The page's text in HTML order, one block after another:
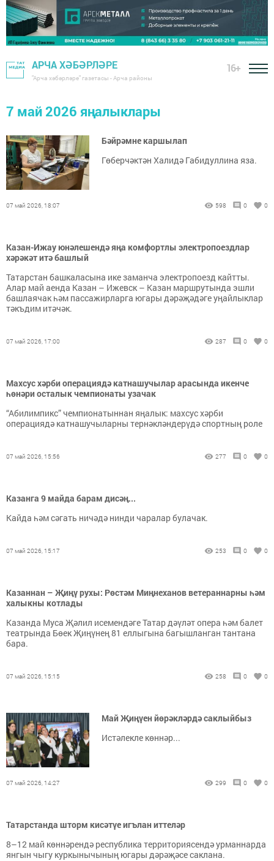
АРЧА ХӘБӘРЛӘРЕ
"Арча хәбәрләре" газетасы - Арча районы
16+
7 май 2026 яңалыклары
Бәйрәмне каршылап
Гөберчәктән Халидә Габидуллина яза.
07 май 2026, 18:07 598 0 0
Казан-Ижау юнәлешендә яңа комфортлы электропоездлар
хәрәкәт итә башлый
Татарстан башкаласына ике заманча электропоезд кайтты.
Алар май аенда Казан – Ижевск – Казан маршрутында эшли
башлаячак һәм пассажирларга югары дәрәҗәдәге уңайлыклар
тәкъдим итәчәк.
07 май 2026, 17:00 287 0 0
Махсус хәрби операциядә катнашучылар арасында икенче
һөнәри осталык чемпионаты узачак
“Абилимпикс” чемпионатыннан яңалык: махсус хәрби
операциядә катнашучыларны тернәкләндерүдә спортның роле
07 май 2026, 15:56 277 0 0
Казанга 9 майда барам дисәң...
Кайда һәм сәгать ничәдә нинди чаралар булачак.
07 май 2026, 15:17 253 0 0
Казаннан – Җиңү рухы: Рөстәм Миңнеханов ветераннарны һәм
халыкны котлады
Казанда Муса Җәлил исемендәге Татар дәүләт опера һәм балет
театрында Бөек Җиңүнең 81 еллыгына багышланган тантана
бара.
07 май 2026, 15:15 258 0 0
Май Җиңүен йөрәкләрдә саклыйбыз
Истәлекле көннәр...
07 май 2026, 14:27 299 0 0
Татарстанда шторм кисәтүе игълан иттеләр
8–12 май көннәрендә республика территориясендә урманнарда
янгын чыгу куркынычының югары дәрәҗәсе саклана.